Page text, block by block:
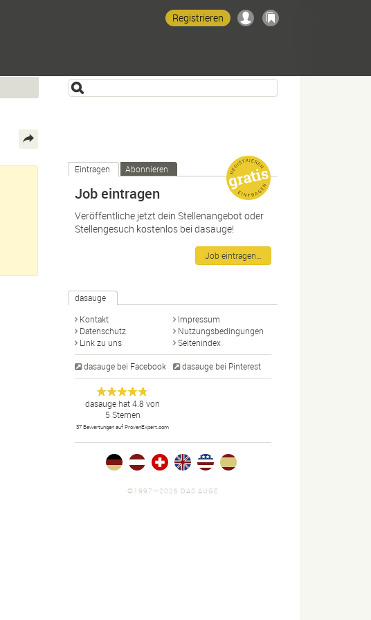
Registrieren
Eintragen Abonnieren
Job eintragen
Veröffentliche jetzt dein Stellenangebot oder
Stellengesuch kostenlos bei dasauge!
Job eintragen…
dasauge
Kontakt
Impressum
Datenschutz
Nutzungsbedingungen
Link zu uns
Seitenindex
dasauge bei Facebook dasauge bei Pinterest
dasauge
Designer,
Fotografen,
Agenturen,
Portfolios
und Jobs.
Anonym
dasauge hat4.8 von
5 Sternen
37 Bewertungen auf ProvenExpert.com
©1997—2026 DAS AUGE